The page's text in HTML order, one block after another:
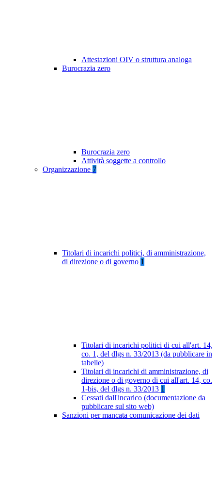
Attestazioni OIV o struttura analoga
Burocrazia zero
Burocrazia zero
Attività soggette a controllo
Organizzazione 7
Titolari di incarichi politici, di amministrazione,
di direzione o di governo 1
Titolari di incarichi politici di cui all'art. 14,
co. 1, del dlgs n. 33/2013 (da pubblicare in
tabelle)
Titolari di incarichi di amministrazione, di
direzione o di governo di cui all'art. 14, co.
1-bis, del dlgs n. 33/2013 1
Cessati dall'incarico (documentazione da
pubblicare sul sito web)
Sanzioni per mancata comunicazione dei dati